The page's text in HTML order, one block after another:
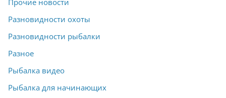
Разновидности охоты
Разновидности рыбалки
Разное
Рыбалка видео
Рыбалка для начинающих